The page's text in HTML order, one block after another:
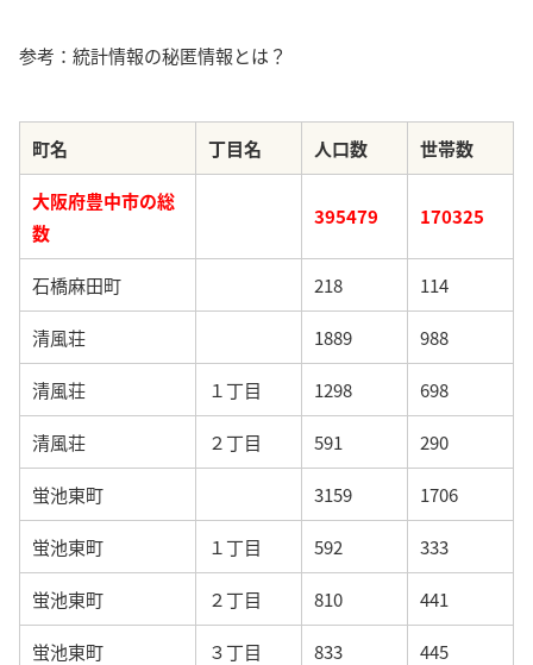
参考：統計情報の秘匿情報とは？
町名 丁目名 人口数 世帯数
大阪府豊中市の総
数
395479 170325
石橋麻田町 218 114
清風荘 1889 988
清風荘 １丁目 1298 698
清風荘 ２丁目 591 290
蛍池東町 3159 1706
蛍池東町 １丁目 592 333
蛍池東町 ２丁目 810 441
蛍池東町 ３丁目 833 445